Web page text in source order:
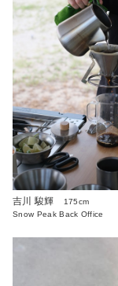
吉川 駿輝
175cm
Snow Peak Back Office